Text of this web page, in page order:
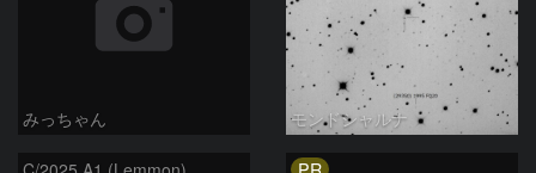
みっちゃん モンドシャルナ